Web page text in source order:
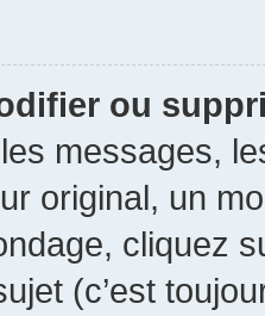
ou
messages,
original, un
cliquez
(c’est